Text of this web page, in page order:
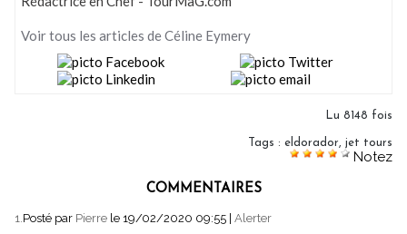
Voir tous les articles de Céline Eymery
Lu 8148 fois
Tags : eldorador, jet tours
Notez
COMMENTAIRES
1.Posté par Pierre le 19/02/2020 09:55 Alerter